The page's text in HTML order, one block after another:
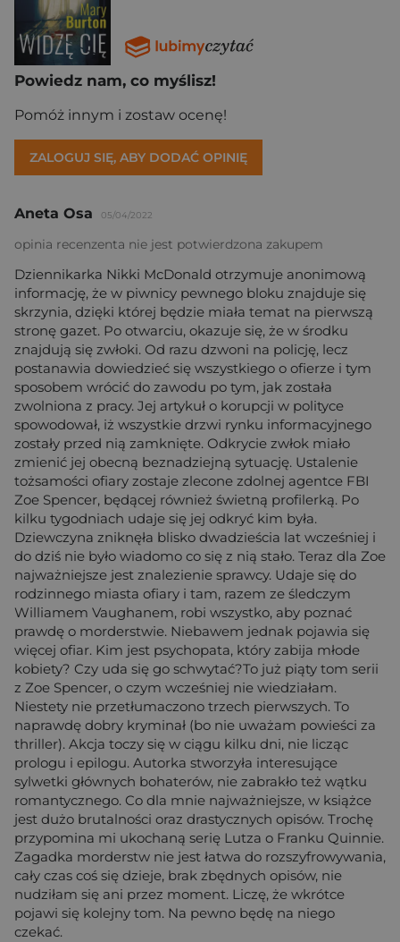
Powiedz nam, co myślisz!
Pomóż innym i zostaw ocenę!
ZALOGUJ SIĘ, ABY DODAĆ OPINIĘ
Aneta Osa 05/04/2022
opinia recenzenta nie jest potwierdzona zakupem
Dziennikarka Nikki McDonald otrzymuje anonimową
informację, że w piwnicy pewnego bloku znajduje się
skrzynia, dzięki której będzie miała temat na pierwszą
stronę gazet. Po otwarciu, okazuje się, że w środku
znajdują się zwłoki. Od razu dzwoni na policję, lecz
postanawia dowiedzieć się wszystkiego o ofierze i tym
sposobem wrócić do zawodu po tym, jak została
zwolniona z pracy. Jej artykuł o korupcji w polityce
spowodował, iż wszystkie drzwi rynku informacyjnego
zostały przed nią zamknięte. Odkrycie zwłok miało
zmienić jej obecną beznadziejną sytuację. Ustalenie
tożsamości ofiary zostaje zlecone zdolnej agentce FBI
Zoe Spencer, będącej również świetną profilerką. Po
kilku tygodniach udaje się jej odkryć kim była.
Dziewczyna zniknęła blisko dwadzieścia lat wcześniej i
do dziś nie było wiadomo co się z nią stało. Teraz dla Zoe
najważniejsze jest znalezienie sprawcy. Udaje się do
rodzinnego miasta ofiary i tam, razem ze śledczym
Williamem Vaughanem, robi wszystko, aby poznać
prawdę o morderstwie. Niebawem jednak pojawia się
więcej ofiar. Kim jest psychopata, który zabija młode
kobiety? Czy uda się go schwytać?To już piąty tom serii
z Zoe Spencer, o czym wcześniej nie wiedziałam.
Niestety nie przetłumaczono trzech pierwszych. To
naprawdę dobry kryminał (bo nie uważam powieści za
thriller). Akcja toczy się w ciągu kilku dni, nie licząc
prologu i epilogu. Autorka stworzyła interesujące
sylwetki głównych bohaterów, nie zabrakło też wątku
romantycznego. Co dla mnie najważniejsze, w książce
jest dużo brutalności oraz drastycznych opisów. Trochę
przypomina mi ukochaną serię Lutza o Franku Quinnie.
Zagadka morderstw nie jest łatwa do rozszyfrowywania,
cały czas coś się dzieje, brak zbędnych opisów, nie
nudziłam się ani przez moment. Liczę, że wkrótce
pojawi się kolejny tom. Na pewno będę na niego
czekać.